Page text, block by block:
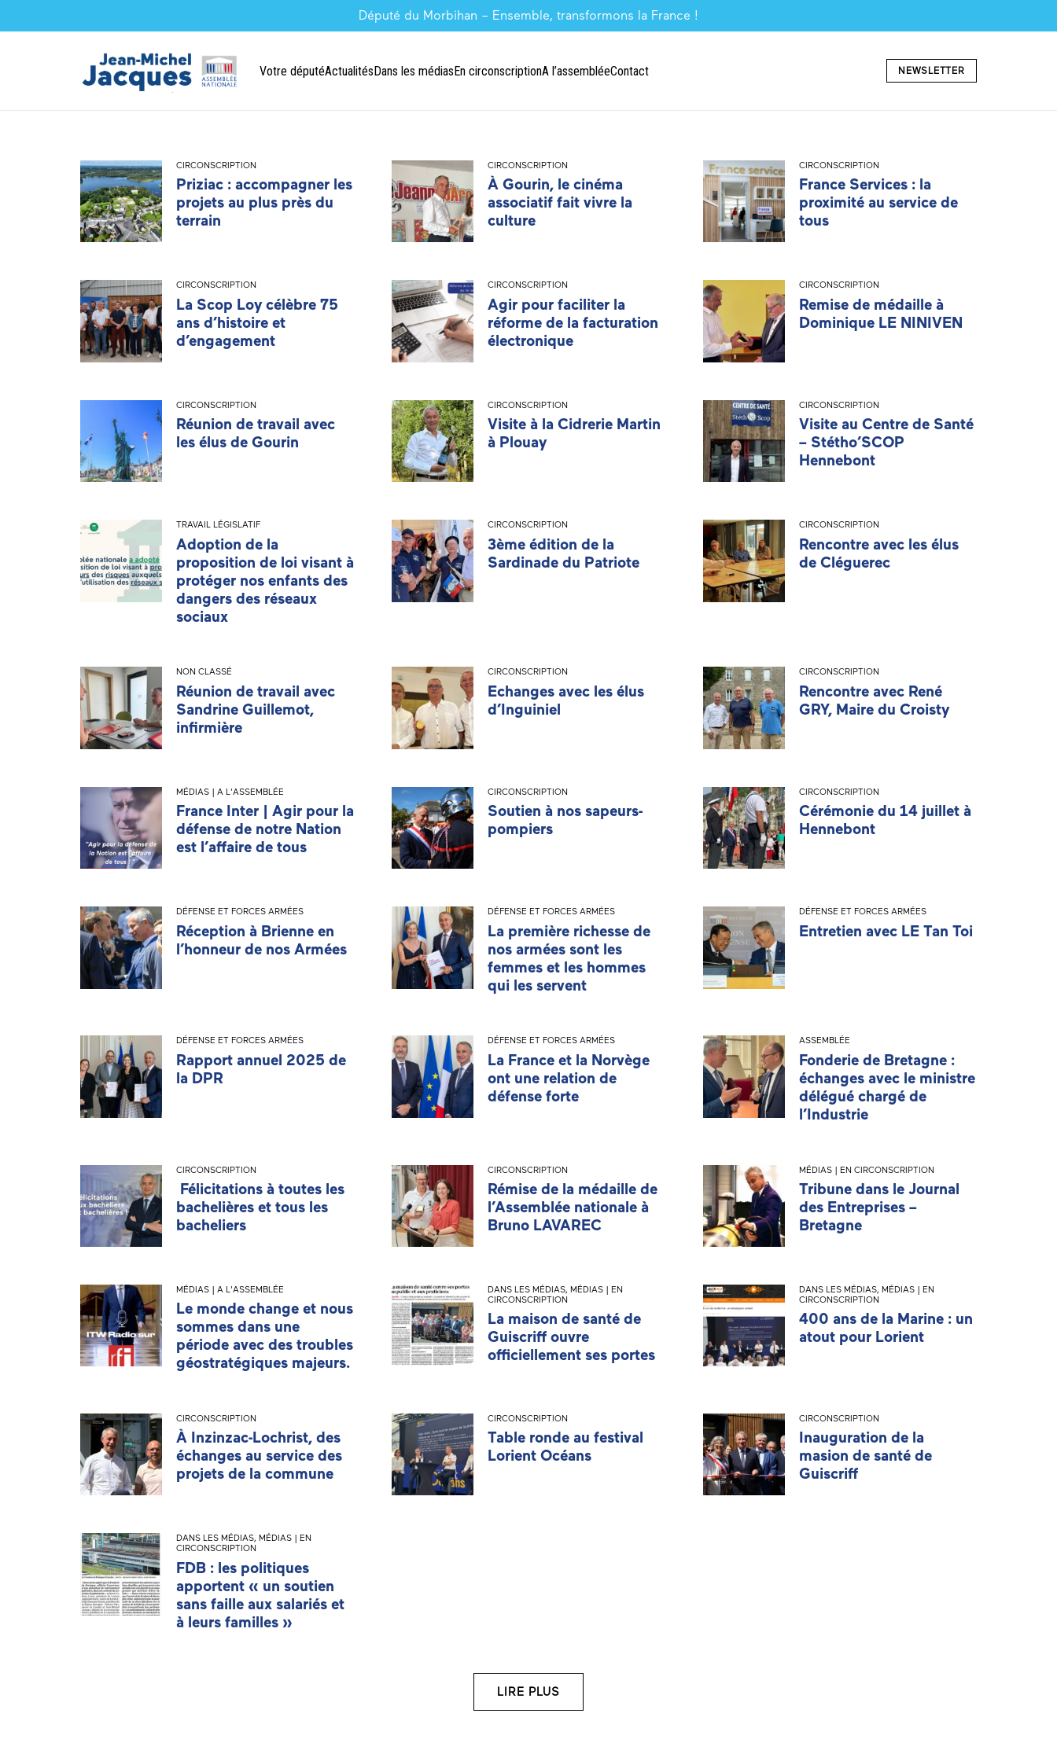
Député du Morbihan – Ensemble, transformons la France !
Votre députéActualitésDans les médiasEn circonscriptionA l’assembléeContact NEWSLETTER
CIRCONSCRIPTION
Priziac : accompagner les
projets au plus près du
terrain
CIRCONSCRIPTION
À Gourin, le cinéma
associatif fait vivre la
culture
CIRCONSCRIPTION
France Services : la
proximité au service de
tous
CIRCONSCRIPTION
La Scop Loy célèbre 75
ans d’histoire et
d’engagement
CIRCONSCRIPTION
Agir pour faciliter la
réforme de la facturation
électronique
CIRCONSCRIPTION
Remise de médaille à
Dominique LE NINIVEN
CIRCONSCRIPTION
Réunion de travail avec
les élus de Gourin
CIRCONSCRIPTION
Visite à la Cidrerie Martin
à Plouay
CIRCONSCRIPTION
Visite au Centre de Santé
– Stétho’SCOP
Hennebont
TRAVAIL LÉGISLATIF
Adoption de la
proposition de loi visant à
protéger nos enfants des
dangers des réseaux
sociaux
CIRCONSCRIPTION
3ème édition de la
Sardinade du Patriote
CIRCONSCRIPTION
Rencontre avec les élus
de Cléguerec
NON CLASSÉ
Réunion de travail avec
Sandrine Guillemot,
infirmière
CIRCONSCRIPTION
Echanges avec les élus
d’Inguiniel
CIRCONSCRIPTION
Rencontre avec René
GRY, Maire du Croisty
MÉDIAS | A L'ASSEMBLÉE
France Inter | Agir pour la
défense de notre Nation
est l’affaire de tous
CIRCONSCRIPTION
Soutien à nos sapeurs-
pompiers
CIRCONSCRIPTION
Cérémonie du 14 juillet à
Hennebont
DÉFENSE ET FORCES ARMÉES
Réception à Brienne en
l’honneur de nos Armées
DÉFENSE ET FORCES ARMÉES
La première richesse de
nos armées sont les
femmes et les hommes
qui les servent
DÉFENSE ET FORCES ARMÉES
Entretien avec LE Tan Toi
DÉFENSE ET FORCES ARMÉES
Rapport annuel 2025 de
la DPR
DÉFENSE ET FORCES ARMÉES
La France et la Norvège
ont une relation de
défense forte
ASSEMBLÉE
Fonderie de Bretagne :
échanges avec le ministre
délégué chargé de
l’Industrie
CIRCONSCRIPTION
Félicitations à toutes les
bachelières et tous les
bacheliers
CIRCONSCRIPTION
Rémise de la médaille de
l’Assemblée nationale à
Bruno LAVAREC
MÉDIAS | EN CIRCONSCRIPTION
Tribune dans le Journal
des Entreprises –
Bretagne
MÉDIAS | A L'ASSEMBLÉE
Le monde change et nous
sommes dans une
période avec des troubles
géostratégiques majeurs.
DANS LES MÉDIAS, MÉDIAS | EN
CIRCONSCRIPTION
La maison de santé de
Guiscriff ouvre
officiellement ses portes
DANS LES MÉDIAS, MÉDIAS | EN
CIRCONSCRIPTION
400 ans de la Marine : un
atout pour Lorient
CIRCONSCRIPTION
À Inzinzac-Lochrist, des
échanges au service des
projets de la commune
CIRCONSCRIPTION
Table ronde au festival
Lorient Océans
CIRCONSCRIPTION
Inauguration de la
masion de santé de
Guiscriff
DANS LES MÉDIAS, MÉDIAS | EN
CIRCONSCRIPTION
FDB : les politiques
apportent « un soutien
sans faille aux salariés et
à leurs familles »
LIRE PLUS